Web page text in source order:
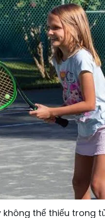
thể thiếu trong